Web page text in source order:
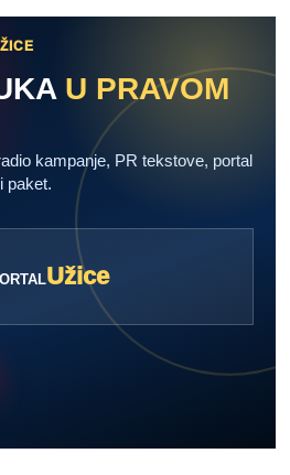
U PRAVOM
kampanje, PR tekstove, portal
paket.
Užice